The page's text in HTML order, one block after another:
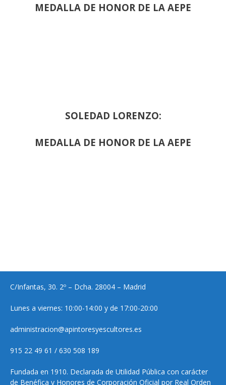
MEDALLA DE HONOR DE LA AEPE
SOLEDAD LORENZO:
MEDALLA DE HONOR DE LA AEPE
C/Infantas, 30. 2º – Dcha. 28004 – Madrid
Lunes a viernes: 10:00-14:00 y de 17:00-20:00
administracion@apintoresyescultores.es
915 22 49 61 / 630 508 189
Fundada en 1910. Declarada de Utilidad Pública con carácter
de Benéfica y Honores de Corporación Oficial por Real Orden